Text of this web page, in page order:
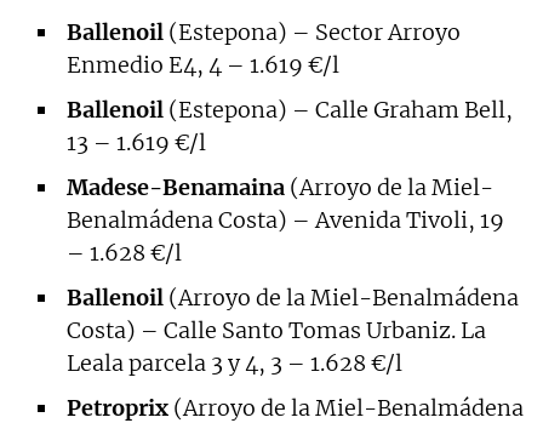
Ballenoil (Estepona) – Sector Arroyo
Enmedio E4, 4 – 1.619 €/l
Ballenoil (Estepona) – Calle Graham Bell,
13 – 1.619 €/l
Madese-Benamaina (Arroyo de la Miel-
Benalmádena Costa) – Avenida Tivoli, 19
– 1.628 €/l
Ballenoil (Arroyo de la Miel-Benalmádena
Costa) – Calle Santo Tomas Urbaniz. La
Leala parcela 3 y 4, 3 – 1.628 €/l
Petroprix (Arroyo de la Miel-Benalmádena